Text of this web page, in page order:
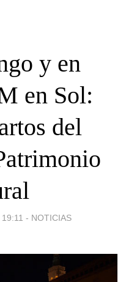
y en
en Sol:
del
- NOTICIAS